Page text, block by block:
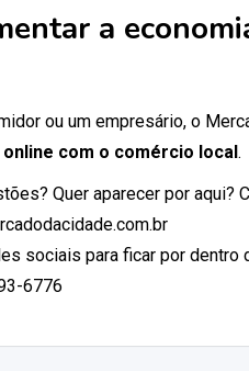
a
ou um empresário, o
com o comércio local.
Quer aparecer por aqui?
sociais para ficar por dentro
6776